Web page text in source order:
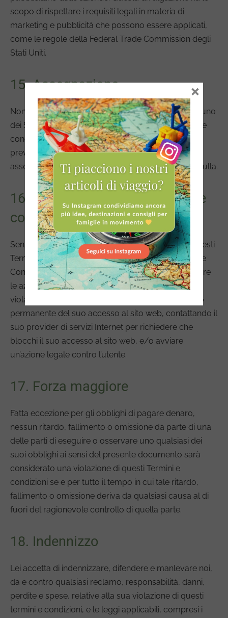
scopo di rispettare i requisiti legali in materia di
marketing e pubblicità che possono essere applicati,
come le regole della Federal Trade Commission degli
Stati Uniti.
15. Assegnazione
Non può assegnare, trasferire o subappaltare nessuno
dei Suoi diritti e/o obblighi ai sensi di questi Termini e
condizioni, in tutto o in parte, a terzi senza il nostro
previo consenso scritto. Qualsiasi presunta
assegnazione in violazione di questa Sezione sarà nulla.
16. Violazioni di questi termini e
condizioni
Senza pregiudicare gli altri nostri diritti ai sensi di questi
Termini e Condizioni, se l’utente viola questi Termini e
Condizioni in qualsiasi modo, possiamo intraprendere
le azioni che riteniamo appropriate per affrontare la
violazione, compresa la sospensione temporanea o
permanente del suo accesso al sito web, contattando il
suo provider di servizi Internet per richiedere che
blocchi il suo accesso al sito web, e/o avviare
un’azione legale contro l’utente.
17. Forza maggiore
Fatta eccezione per gli obblighi di pagare denaro,
nessun ritardo, fallimento o omissione da parte di una
delle parti di eseguire o osservare uno qualsiasi dei
suoi obblighi ai sensi del presente documento sarà
considerato una violazione di questi Termini e
condizioni se e per tutto il tempo in cui tale ritardo,
fallimento o omissione deriva da qualsiasi causa al di
fuori del ragionevole controllo di quella parte.
18. Indennizzo
Lei accetta di indennizzare, difendere e manlevare noi,
da e contro qualsiasi reclamo, responsabilità, danni,
perdite e spese, relative alla sua violazione di questi
termini e condizioni, e le leggi applicabili, compresi i
×